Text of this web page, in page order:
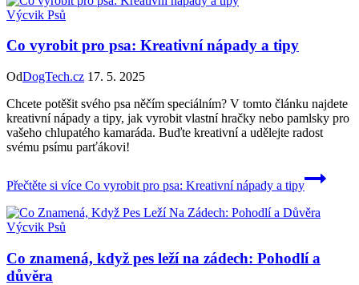
Výcvik Psů
Co vyrobit pro psa: Kreativní nápady a tipy
OdDogTech.cz 17. 5. 2025
Chcete potěšit svého psa něčím speciálním? V tomto článku najdete
kreativní nápady a tipy, jak vyrobit vlastní hračky nebo pamlsky pro
vašeho chlupatého kamaráda. Buďte kreativní a udělejte radost
svému psímu parťákovi!
Přečtěte si více Co vyrobit pro psa: Kreativní nápady a tipy
Výcvik Psů
Co znamená, když pes leží na zádech: Pohodlí a
důvěra